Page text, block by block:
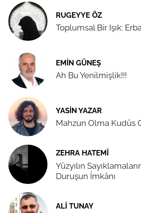
RUGEYYE ÖZ
Toplumsal Bir Işık:
EMIN GÜNEŞ
Ah Bu Yenilmişlik!!!
YASIN YAZAR
Mahzun Olma Kudüs
ZEHRA HATEMÎ
Yüzyılın
Duruşun İmkânı
ALI TUNAY